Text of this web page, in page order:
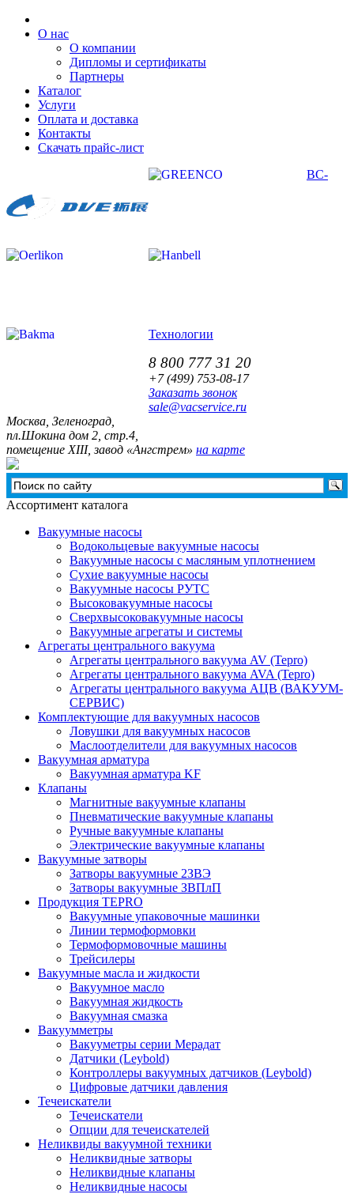
О нас
О компании
Дипломы и сертификаты
Партнеры
Каталог
Услуги
Оплата и доставка
Контакты
Скачать прайс-лист
ВС-
Технологии
8 800 777 31 20
+7 (499) 753-08-17
Заказать звонок
sale@vacservice.ru
Москва, Зелeноград,
пл.Шокина дом 2, стр.4,
помещение XIII, завод «Ангстрем» на карте
Ассортимент каталога
Вакуумные насосы
Водокольцевые вакуумные насосы
Вакуумные насосы с масляным уплотнением
Сухие вакуумные насосы
Вакуумные насосы РУТС
Высоковакуумные насосы
Сверхвысоковакуумные насосы
Вакуумные агрегаты и системы
Агрегаты центрального вакуума
Агрегаты центрального вакуума AV (Tepro)
Агрегаты центрального вакуума AVA (Tepro)
Агрегаты центрального вакуума АЦВ (ВАКУУМ-
СЕРВИС)
Комплектующие для вакуумных насосов
Ловушки для вакуумных насосов
Маслоотделители для вакуумных насосов
Вакуумная арматура
Вакуумная арматура KF
Клапаны
Магнитные вакуумные клапаны
Пневматические вакуумные клапаны
Ручные вакуумные клапаны
Электрические вакуумные клапаны
Вакуумные затворы
Затворы вакуумные 2ЗВЭ
Затворы вакуумные ЗВПлП
Продукция TEPRO
Вакуумные упаковочные машинки
Линии термоформовки
Термоформовочные машины
Трейсилеры
Вакуумные масла и жидкости
Вакуумное масло
Вакуумная жидкость
Вакуумная смазка
Вакуумметры
Вакууметры серии Мерадат
Датчики (Leybold)
Контроллеры вакуумных датчиков (Leybold)
Цифровые датчики давления
Течеискатели
Течеискатели
Опции для течеискателей
Неликвиды вакуумной техники
Неликвидные затворы
Неликвидные клапаны
Неликвидные насосы